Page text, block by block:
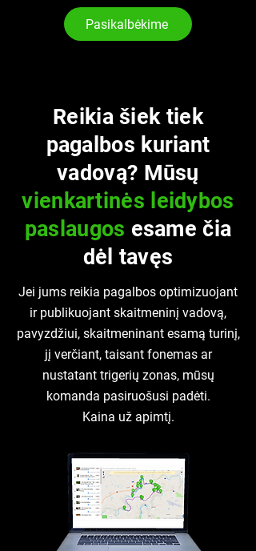
Pasikalbėkime
Reikia šiek tiek
pagalbos kuriant
vadovą? Mūsų
vienkartinės leidybos
paslaugos esame čia
dėl tavęs
Jei jums reikia pagalbos optimizuojant
ir publikuojant skaitmeninį vadovą,
pavyzdžiui, skaitmeninant esamą turinį,
jį verčiant, taisant fonemas ar
nustatant trigerių zonas, mūsų
komanda pasiruošusi padėti.
Kaina už apimtį.